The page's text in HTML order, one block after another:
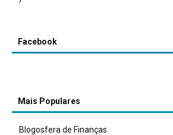
Facebook
Mais Populares
Blogosfera de Finanças